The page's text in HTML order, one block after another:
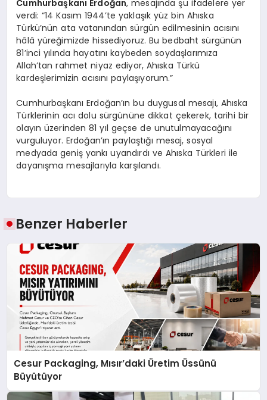
Cumhurbaşkanı Erdoğan, mesajında şu ifadelere yer
verdi: “14 Kasım 1944’te yaklaşık yüz bin Ahıska
Türkü’nün ata vatanından sürgün edilmesinin acısını
hâlâ yüreğimizde hissediyoruz. Bu bedbaht sürgünün
81’inci yılında hayatını kaybeden soydaşlarımıza
Allah’tan rahmet niyaz ediyor, Ahıska Türkü
kardeşlerimizin acısını paylaşıyorum.”
Cumhurbaşkanı Erdoğan’ın bu duygusal mesajı, Ahıska
Türklerinin acı dolu sürgününe dikkat çekerek, tarihi bir
olayın üzerinden 81 yıl geçse de unutulmayacağını
vurguluyor. Erdoğan’ın paylaştığı mesaj, sosyal
medyada geniş yankı uyandırdı ve Ahıska Türkleri ile
dayanışma mesajlarıyla karşılandı.
Benzer Haberler
Cesur Packaging, Mısır’daki Üretim Üssünü
Büyütüyor